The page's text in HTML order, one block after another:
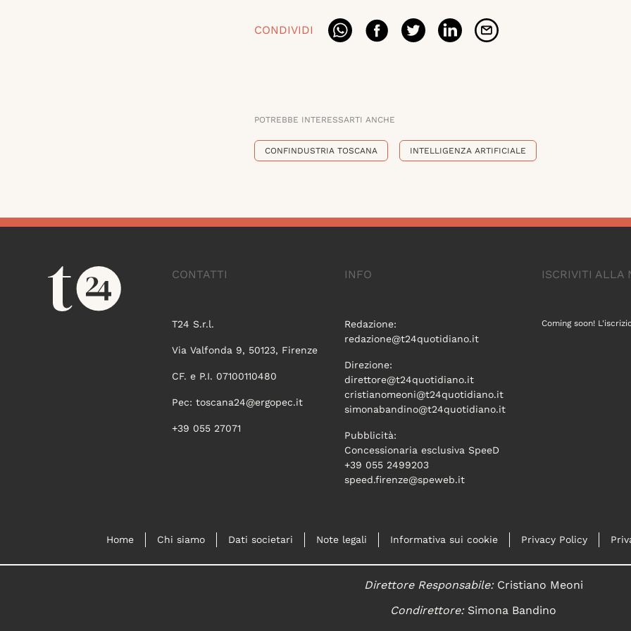
CONDIVIDI
POTREBBE INTERESSARTI ANCHE
CONFINDUSTRIA TOSCANA INTELLIGENZA ARTIFICIALE
CONTATTI
T24 S.r.l.
Via Valfonda 9, 50123, Firenze
CF. e P.I. 07100110480
Pec: toscana24@ergopec.it
+39 055 27071
INFO
Redazione:
redazione@t24quotidiano.it
Direzione:
direttore@t24quotidiano.it
cristianomeoni@t24quotidiano.it
simonabandino@t24quotidiano.it
Pubblicità:
Concessionaria esclusiva SpeeD
+39 055 2499203
speed.firenze@speweb.it
ISCRIVITI ALLA
Coming soon!
Home Chi siamo Dati societari Note legali Informativa sui cookie Privacy Policy
Direttore Responsabile:Cristiano Meoni
Condirettore:Simona Bandino